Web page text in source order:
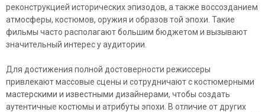
реконструкцией исторических эпизодов, а также воссозданием
атмосферы, костюмов, оружия и образов той эпохи. Такие
фильмы часто располагают большим бюджетом и вызывают
значительный интерес у аудитории.
Для достижения полной достоверности режиссеры
привлекают массовые сцены и сотрудничают с костюмерными
мастерскими и известными дизайнерами, чтобы создать
аутентичные костюмы и атрибуты эпохи. В отличие от других